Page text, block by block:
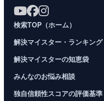
検索TOP（ホーム）
解決マイスター・ランキング
解決マイスターの知恵袋
みんなのお悩み相談
独自信頼性スコアの評価基準